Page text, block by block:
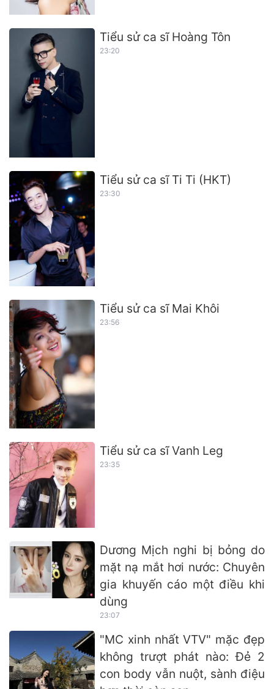
Tiểu sử ca sĩ Hoàng Tôn
23:20
Tiểu sử ca sĩ Ti Ti (HKT)
23:30
Tiểu sử ca sĩ Mai Khôi
23:56
Tiểu sử ca sĩ Vanh Leg
23:35
Dương Mịch nghi bị bỏng do
mặt nạ mắt hơi nước: Chuyên
gia khuyến cáo một điều khi
dùng
23:07
"MC xinh nhất VTV" mặc đẹp
không trượt phát nào: Đẻ 2
con body vẫn nuột, sành điệu